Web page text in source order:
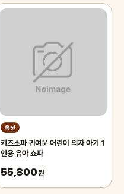
옥션
키즈소파 귀여운 어린이 의자 아기 1
인용 유아 쇼파
55,800원